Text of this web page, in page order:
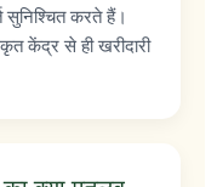
सुनिश्चित करते हैं।
केंद्र से ही खरीदारी